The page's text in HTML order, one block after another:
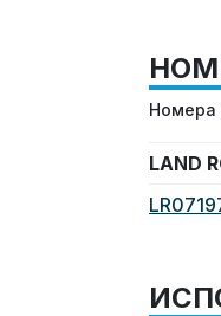
Номера
LAND